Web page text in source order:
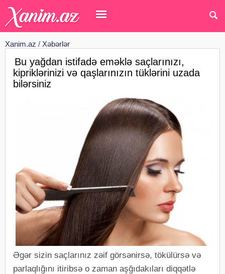
Xanim.az / Xəbərlər
Bu yağdan istifadə eməklə saçlarınızı,
kipriklərinizi və qaşlarınızın tüklərini uzada
bilərsiniz
Əgər sizin saçlarınız zəif görsənirsə, tökülürsə və
parlaqlığını itiribsə o zaman aşğıdakıları diqqətlə